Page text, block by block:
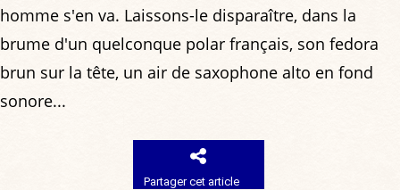
homme s'en va. Laissons-le disparaître, dans la
brume d'un quelconque polar français, son fedora
brun sur la tête, un air de saxophone alto en fond
sonore...
Partager cet article